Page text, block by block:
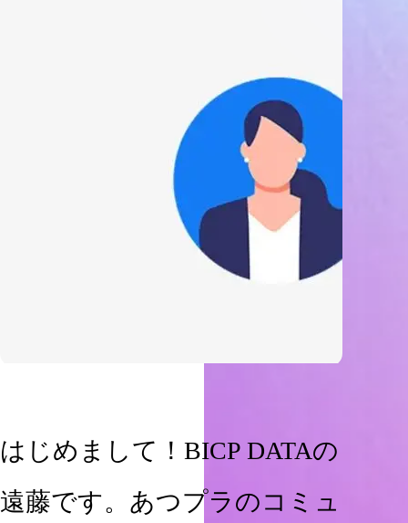
はじめまして！BICP DATAの
遠藤です。あつプラのコミュ